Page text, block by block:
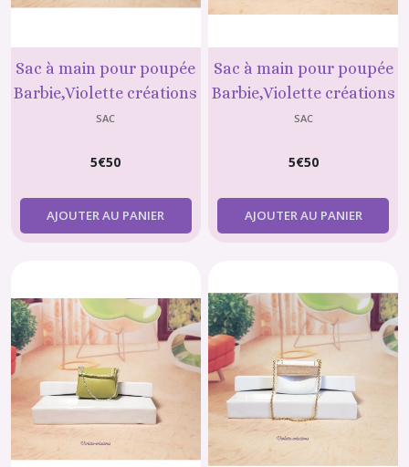
Sac à main pour poupée
Barbie,Violette créations
N°48
SAC
5€50
AJOUTER AU PANIER
Sac à main pour poupée
Barbie,Violette créations
N°49
SAC
5€50
AJOUTER AU PANIER